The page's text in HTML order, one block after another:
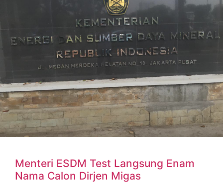
Menteri ESDM Test Langsung Enam
Nama Calon Dirjen Migas